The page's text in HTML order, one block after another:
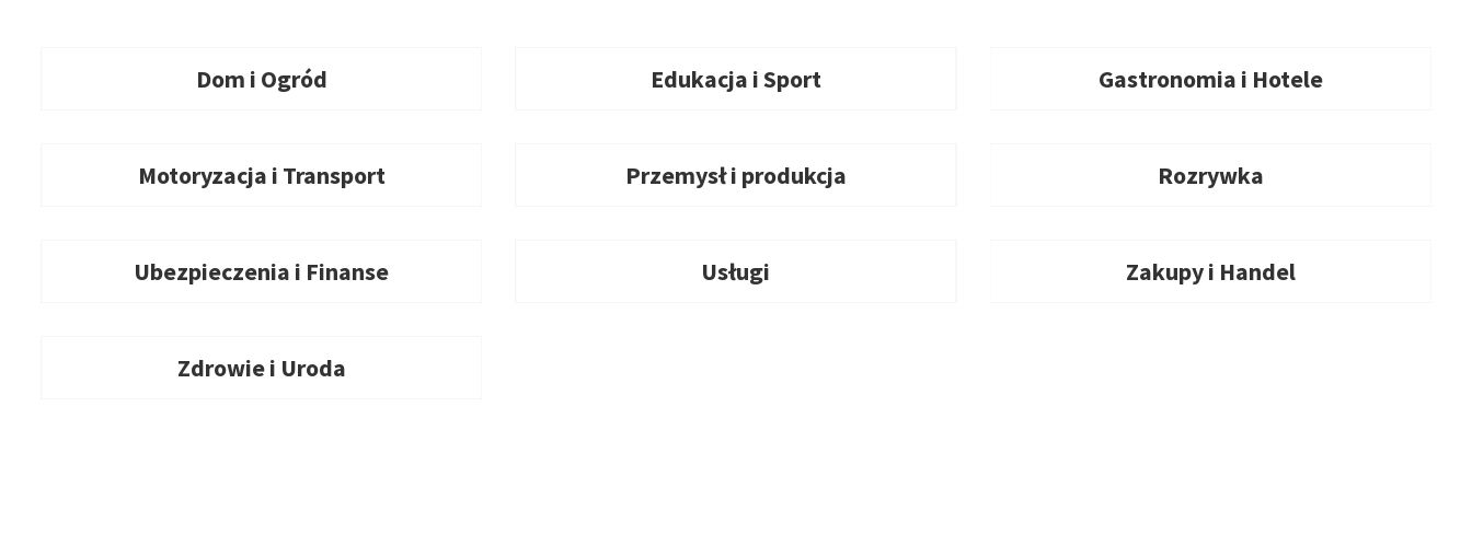
Dom i Ogród Edukacja i Sport Gastronomia i Hotele
Motoryzacja i Transport Przemysł i produkcja Rozrywka
Ubezpieczenia i Finanse Usługi Zakupy i Handel
Zdrowie i Uroda